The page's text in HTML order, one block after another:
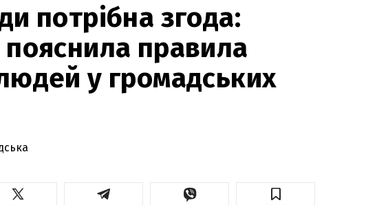
потрібна згода:
правила
у громадських